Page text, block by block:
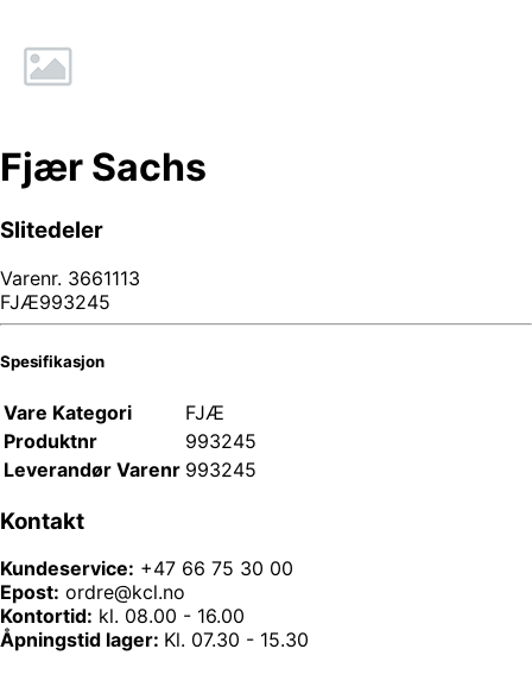
Fjær Sachs
Slitedeler
Varenr. 3661113
FJÆ993245
Spesifikasjon
Vare Kategori
FJÆ
Produktnr
993245
Leverandør Varenr 993245
Kontakt
Kundeservice: +47 66 75 30 00
Epost: ordre@kcl.no
Kontortid: kl. 08.00 - 16.00
Åpningstid lager: Kl. 07.30 - 15.30